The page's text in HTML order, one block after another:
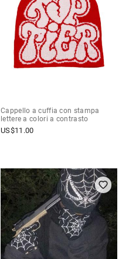
Cappello a cuffia con stampa
lettere a colori a contrasto
US$11.00